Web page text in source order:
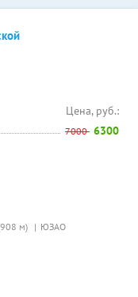
м) ЮЗАО
Цена, руб.:
7000 6300